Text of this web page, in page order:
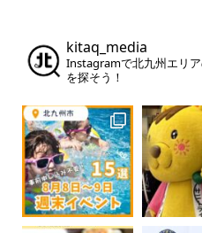
kitaq_media
Instagramで北九州エリ
を探そう！